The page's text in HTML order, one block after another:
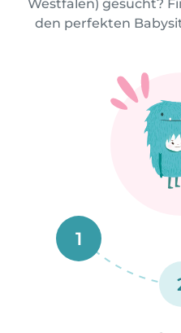
Westfalen) gesucht?
den perfekten
1